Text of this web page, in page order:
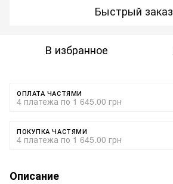
Быстрый заказ
В избранное
ОПЛАТА ЧАСТЯМИ
4 платежа по 1 645.00 грн
ПОКУПКА ЧАСТЯМИ
4 платежа по 1 645.00 грн
Описание